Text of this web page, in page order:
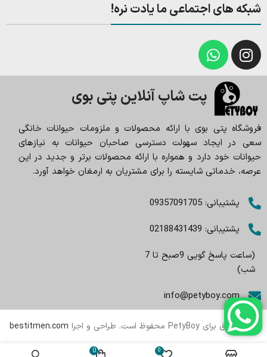
شبکه های اجتماعی ما یادت نره!
پت شاپ آنلاین پتی بوی
فروشگاه پتی بوی با ارائه محصولات و ملزومات حیوانات خانگی
سعی در ایجاد سهولت دسترسی صاحبان حیوانات به نیازهای
حیوانات خود دارد و همواره با ارائه محصولات برتر و جدید در این
عرصه، خدماتی شایسته را برای مشتریان به ارمغان خواهد آورد.
پشتیبانی: 09357091705
پشتیبانی: 02188431439
(ساعت پاسخ گویی 9صبح تا 7
شب)
info@petyboy.com
تمام حقوق برای PetyBoy محفوظ است. طراحی و اجرا bestitmen.com
0
0